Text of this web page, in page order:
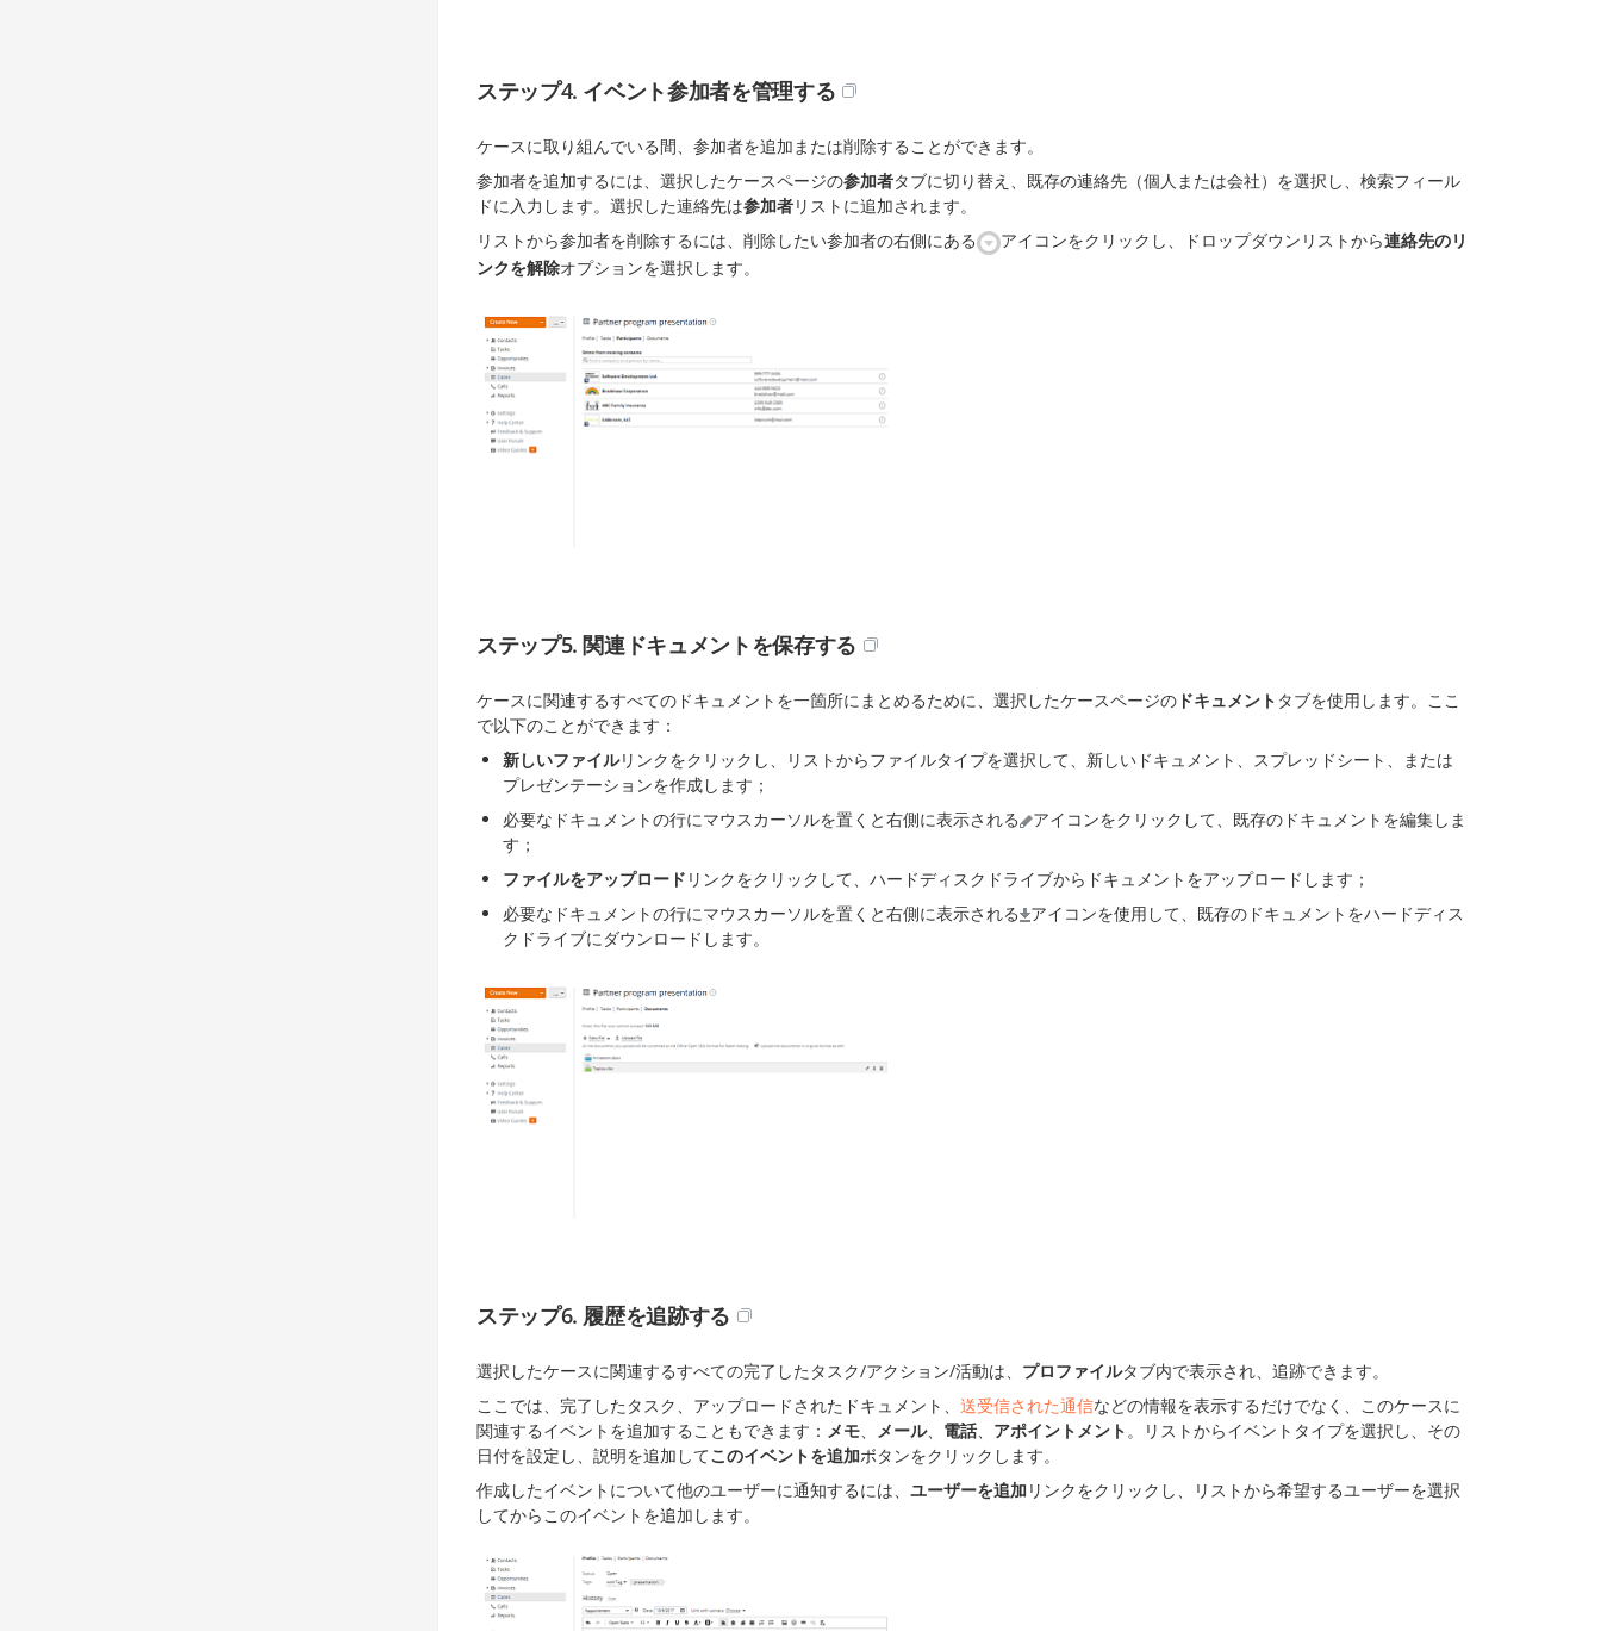
ステップ4. イベント参加者を管理する
ケースに取り組んでいる間、参加者を追加または削除することができます。
参加者を追加するには、選択したケースページの参加者タブに切り替え、既存の連絡先（個人または会社）を選択し、検索フィール
ドに入力します。選択した連絡先は参加者リストに追加されます。
リストから参加者を削除するには、削除したい参加者の右側にある
アイコンをクリックし、ドロップダウンリストから連絡先のリ
ンクを解除オプションを選択します。
ステップ5. 関連ドキュメントを保存する
ケースに関連するすべてのドキュメントを一箇所にまとめるために、選択したケースページの ドキュメント タブを使用します。ここ
で以下のことができます：
新しいファイルリンクをクリックし、リストからファイルタイプを選択して、新しいドキュメント、スプレッドシート、または
プレゼンテーションを作成します；
必要なドキュメントの行にマウスカーソルを置くと右側に表示される
アイコンをクリックして、既存のドキュメントを編集しま
す；
ファイルをアップロード リンクをクリックして、ハードディスクドライブからドキュメントをアップロードします；
必要なドキュメントの行にマウスカーソルを置くと右側に表示される
アイコンを使用して、既存のドキュメントをハードディス
クドライブにダウンロードします。
ステップ6. 履歴を追跡する
選択したケースに関連するすべての完了したタスク/アクション/活動は、 プロファイルタブ内で表示され、追跡できます。
ここでは、完了したタスク、アップロードされたドキュメント、 送受信された通信などの情報を表示するだけでなく、このケースに
関連するイベントを追加することもできます： メモ、 メール、 電話、 アポイントメント。リストからイベントタイプを選択し、その
日付を設定し、説明を追加してこのイベントを追加ボタンをクリックします。
作成したイベントについて他のユーザーに通知するには、 ユーザーを追加 リンクをクリックし、リストから希望するユーザーを選択
してからこのイベントを追加します。